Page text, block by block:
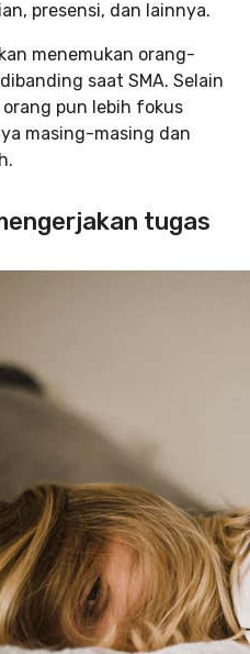
presensi, dan lainnya.
menemukan orang-
saat SMA. Selain
pun lebih fokus
masing-masing dan
tugas